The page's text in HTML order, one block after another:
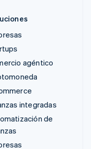
agéntico
integradas
de